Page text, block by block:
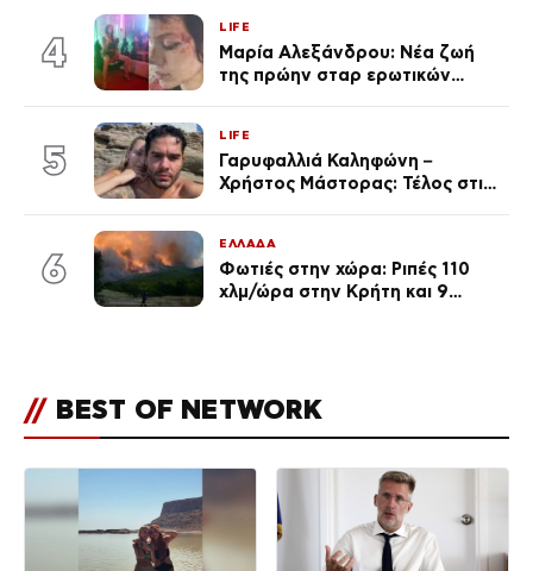
ποια είσαι σοκαρίστικα»
4
LIFE
Μαρία Αλεξάνδρου: Νέα ζωή
της πρώην σταρ ερωτικών
(Φωτογραφίες)
5
LIFE
Γαρυφαλλιά Καληφώνη –
Χρήστος Μάστορας: Τέλος στις
6
ΕΛΛΑΔΑ
Φωτιές στην χώρα: Ριπές 110
χλμ/ώρα στην Κρήτη και 9
// BEST OF NETWORK